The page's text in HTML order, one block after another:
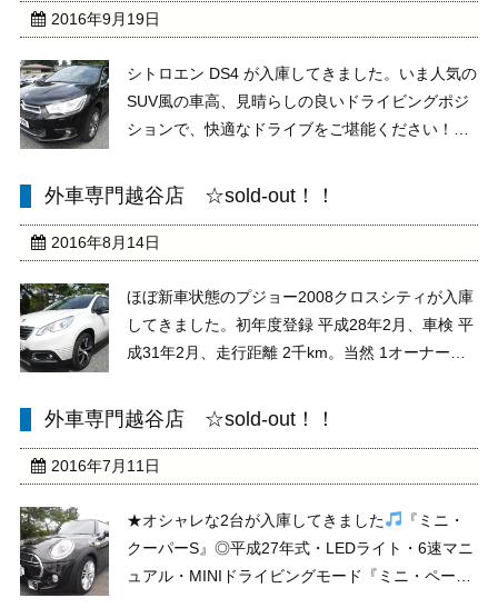
い合わ ...
2016年9月19日
シトロエン DS4 が入庫してきました。いま人気の
SUV風の車高、見晴らしの良いドライビングポジ
ションで、快適なドライブをご堪能ください！！
おります。★★ お問い合わせは お電話 メー
８２０e ...
外車専門越谷店 ☆sold-out！！
2016年8月14日
ほぼ新車状態のプジョー2008クロスシティが入庫
してきました。初年度登録 平成28年2月、車検 平
成31年2月、走行距離 2千km。当然 1オーナーで
保証も残っていますので、保証継承も出来ます。
外車専門越谷店 ☆sold-out！！
2016年7月11日
★オシャレな2台が入庫してきました
『ミニ・
クーパーS』◎平成27年式・LEDライト・6速マニ
ュアル・MINIドライビングモード『ミニ・ペース